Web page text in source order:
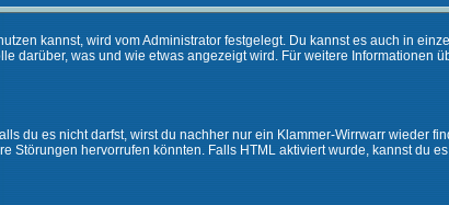
kannst, wird vom Administrator festgelegt. Du kannst es auch in
darüber, was und wie etwas angezeigt wird. Für weitere Informationen
du es nicht darfst, wirst du nachher nur ein Klammer-Wirrwarr wieder
Störungen hervorrufen könnten. Falls HTML aktiviert wurde, kannst du